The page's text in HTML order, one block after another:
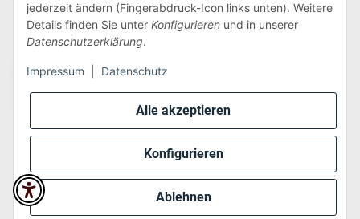
Alle akzeptieren
Konfigurieren
Ablehnen
jederzeit ändern (Fingerabdruck-Icon links unten). Weitere
Details finden Sie unter Konfigurieren und in unserer
Datenschutzerklärung.
Impressum Datenschutz
Wir versenden via:
* Alle Preise inkl. gesetzlicher USt., zzgl.Versand
Perfected byDreizack Medien